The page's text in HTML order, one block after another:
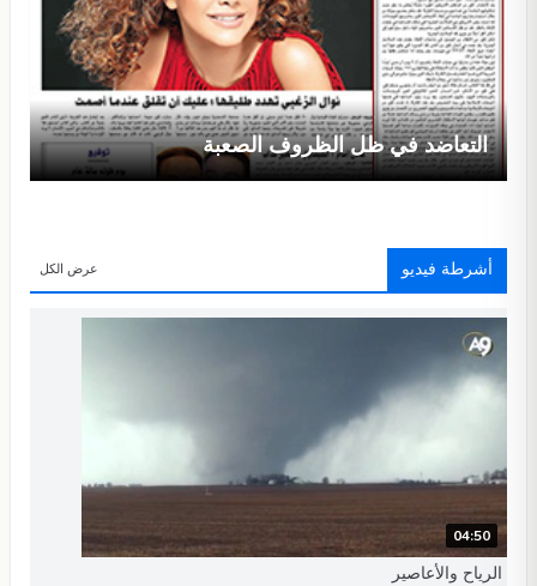
التعاضد في ظل الظروف الصعبة
أشرطة فيديو عرض الكل
04:50
الرياح والأعاصير